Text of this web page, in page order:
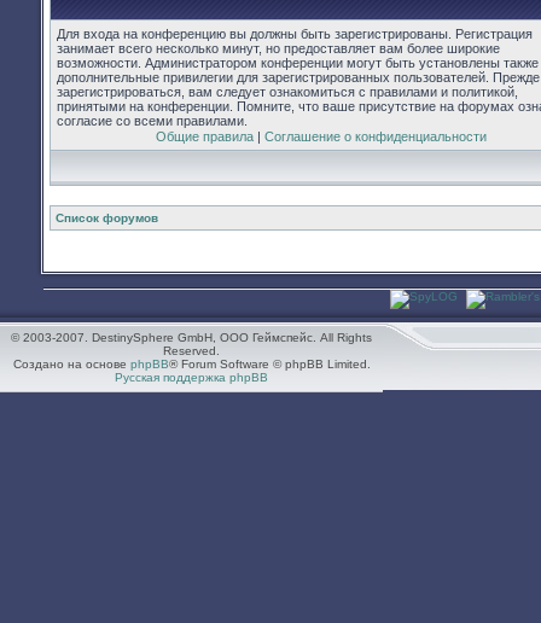
Для входа на конференцию вы должны быть зарегистрированы. Регистрация
занимает всего несколько минут, но предоставляет вам более широкие
возможности. Администратором конференции могут быть установлены также
дополнительные привилегии для зарегистрированных пользователей.
зарегистрироваться, вам следует ознакомиться с правилами и политикой,
принятыми на конференции. Помните, что ваше присутствие на форумах
согласие со всеми правилами.
Общие правила| Соглашение о конфиденциальности
Список форумов
© 2003-2007. DestinySphere GmbH, ООО Геймспейс. All Rights
Reserved.
Создано на основе phpBB® Forum Software © phpBB Limited.
Русская поддержка phpBB